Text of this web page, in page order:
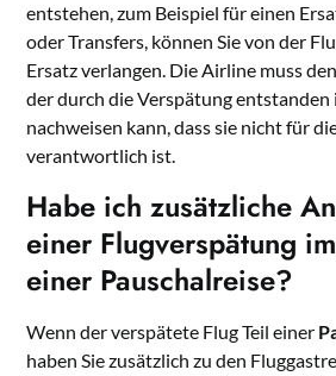
entstehen, zum Beispiel für einen
oder Transfers, können Sie von der
Ersatz verlangen. Die Airline muss
der durch die Verspätung entstanden
nachweisen kann, dass sie nicht für
verantwortlich ist.
Habe ich zusätzliche
einer Flugverspätung
einer Pauschalreise?
Wenn der verspätete Flug Teil einer
haben Sie zusätzlich zu den